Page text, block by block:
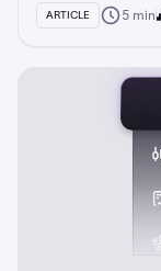
ARTICLE 5 min